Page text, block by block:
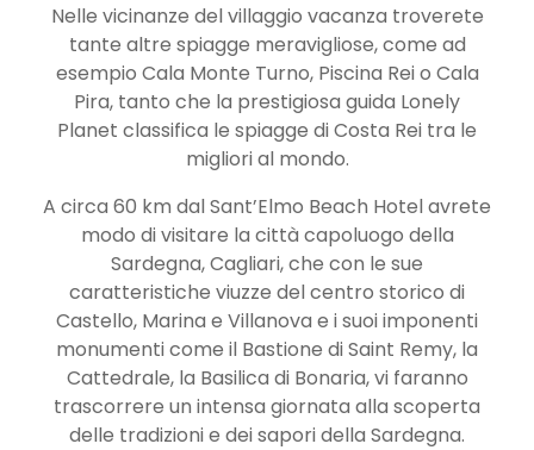
Nelle vicinanze del villaggio vacanza troverete
tante altre spiagge meravigliose, come ad
esempio Cala Monte Turno, Piscina Rei o Cala
Pira, tanto che la prestigiosa guida Lonely
Planet classifica le spiagge di Costa Rei tra le
migliori al mondo.
A circa 60 km dal Sant’Elmo Beach Hotel avrete
modo di visitare la città capoluogo della
Sardegna, Cagliari, che con le sue
caratteristiche viuzze del centro storico di
Castello, Marina e Villanova e i suoi imponenti
monumenti come il Bastione di Saint Remy, la
Cattedrale, la Basilica di Bonaria, vi faranno
trascorrere un intensa giornata alla scoperta
delle tradizioni e dei sapori della Sardegna.